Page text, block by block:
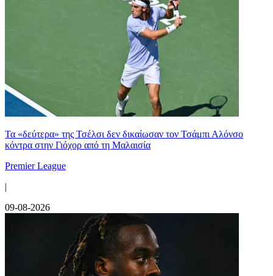
Τα «δεύτερα» της Τσέλσι δεν δικαίωσαν τον Τσάμπι Αλόνσο
κόντρα στην Γιόχορ από τη Μαλαισία
Premier League
|
09-08-2026